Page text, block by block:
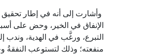
وأشارت إلى أنه في إطار
الإنفاق في الخير، وحض على
التبرع، ورغَّب في الهدية، وندب
منفعته؛ وذلك لتستوعب النفقةُ